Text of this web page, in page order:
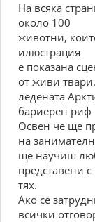
На всяка
около 100
животни,
илюстрация
е показана
от живи
ледената
бариерен риф
Освен че ще
на
ще научиш
представени
тях.
Ако се
всички